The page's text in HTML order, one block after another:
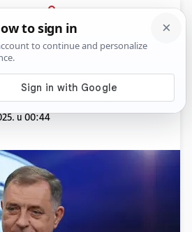
PRIJAVA
News Komentari
ukinuli pritvor
u 00:44